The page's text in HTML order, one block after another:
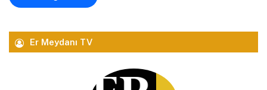
Er Meydanı TV